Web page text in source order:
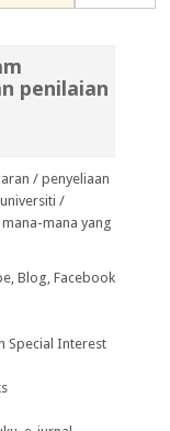
penilaian
/ penyeliaan
/
mana yang
Blog, Facebook
Special Interest